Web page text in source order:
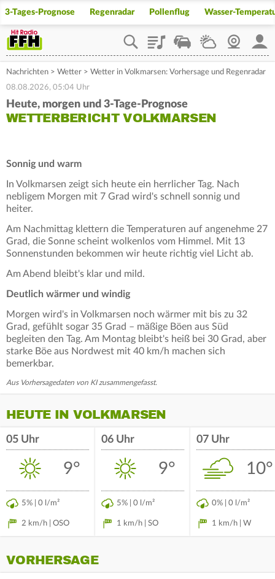
3-Tages-Prognose Regenradar Pollenflug Wasser-
PlaylistStaupilotWetterWebcam
Nachrichten > Wetter > Wetter in Volkmarsen: Vorhersage und Regenradar
08.08.2026, 05:04 Uhr
Heute, morgen und 3-Tage-Prognose
WETTERBERICHT VOLKMARSEN
Sonnig und warm
In Volkmarsen zeigt sich heute ein herrlicher Tag. Nach
nebligem Morgen mit 7 Grad wird's schnell sonnig und
heiter.
Am Nachmittag klettern die Temperaturen auf angenehme 27
Grad, die Sonne scheint wolkenlos vom Himmel. Mit 13
Sonnenstunden bekommen wir heute richtig viel Licht ab.
Am Abend bleibt's klar und mild.
Deutlich wärmer und windig
Morgen wird's in Volkmarsen noch wärmer mit bis zu 32
Grad, gefühlt sogar 35 Grad – mäßige Böen aus Süd
begleiten den Tag. Am Montag bleibt's heiß bei 30 Grad, aber
starke Böe aus Nordwest mit 40 km/h machen sich
bemerkbar.
Aus Vorhersagedaten von KI zusammengefasst.
HEUTE IN VOLKMARSEN
05 Uhr
9°
5% | 0 l/m²
2 km/h | OSO
06 Uhr
9°
5% | 0 l/m²
1 km/h | SO
07 Uhr
10°
0% | 0 l/m²
1 km/h | W
VORHERSAGE